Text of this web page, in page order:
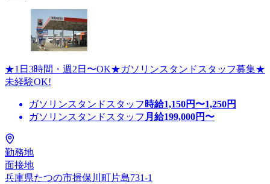
★1日3時間・週2日〜OK★ガソリンスタンドスタッフ募集★
未経験OK!
ガソリンスタンドスタッフ 時給1,150円〜1,250円
ガソリンスタンドスタッフ 月給199,000円〜
勤務地
面接地
兵庫県たつの市揖保川町片島731-1